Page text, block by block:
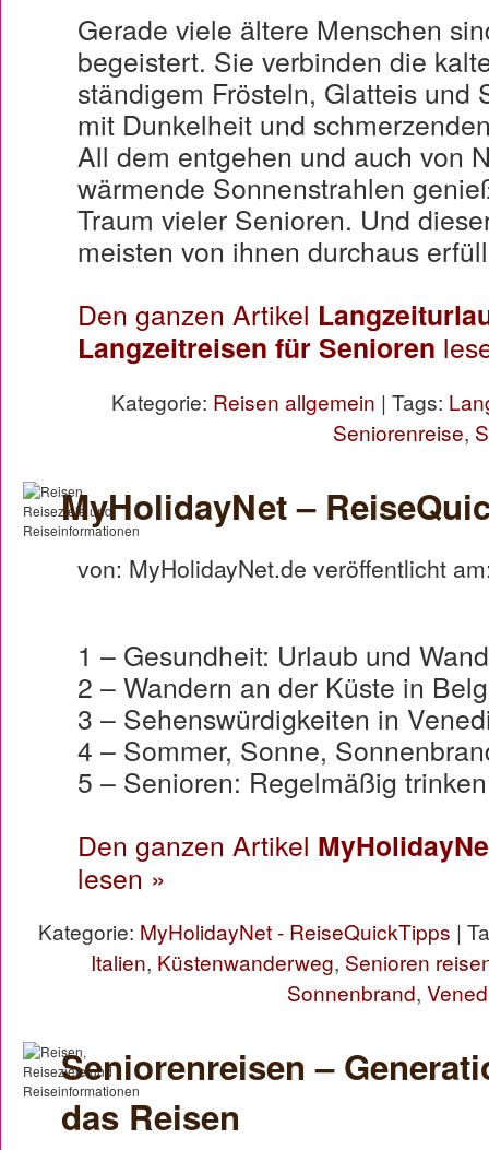
Gerade viele ältere Menschen
begeistert. Sie verbinden die
ständigem Frösteln, Glatteis und
mit Dunkelheit und
All dem entgehen und auch von
wärmende Sonnenstrahlen
Traum vieler Senioren. Und
meisten von ihnen durchaus
Den ganzen Artikel
Langzeitreisen für Senioren
Kategorie: Reisen allgemein | Tags:
Seniorenreise,
MyHolidayNet –
von: MyHolidayNet.de veröffentlicht
1 – Gesundheit: Urlaub und
2 – Wandern an der Küste in
3 – Sehenswürdigkeiten in
4 – Sommer, Sonne,
5 – Senioren: Regelmäßig
Den ganzen Artikel
lesen »
Kategorie: MyHolidayNet - ReiseQuickTipps |
Italien, Küstenwanderweg, Senioren
Sonnenbrand,
Seniorenreisen –
das Reisen